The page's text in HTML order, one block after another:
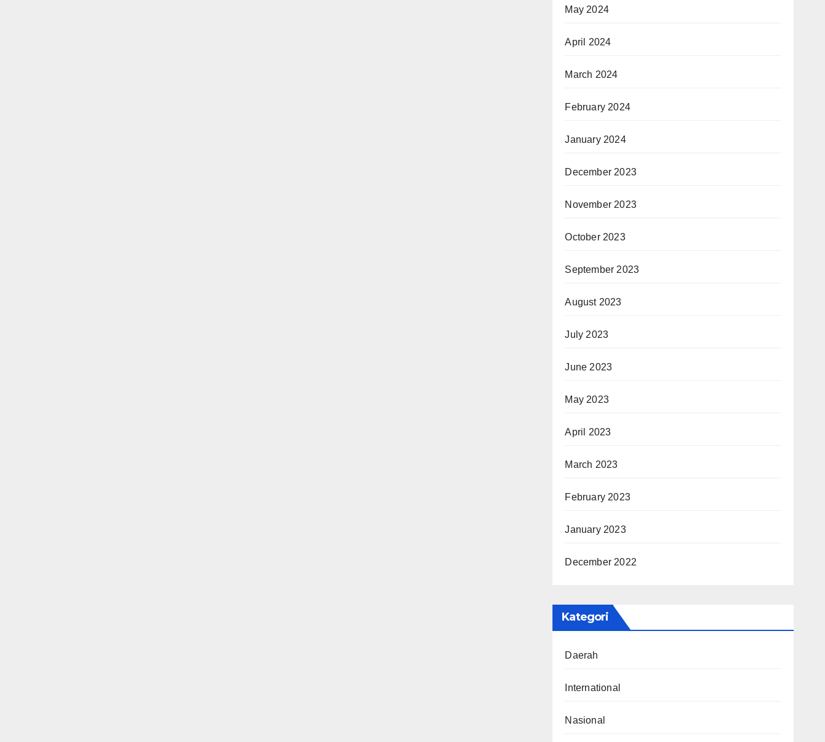
May 2024
April 2024
March 2024
February 2024
January 2024
December 2023
November 2023
October 2023
September 2023
August 2023
July 2023
June 2023
May 2023
April 2023
March 2023
February 2023
January 2023
December 2022
Kategori
Daerah
International
Nasional